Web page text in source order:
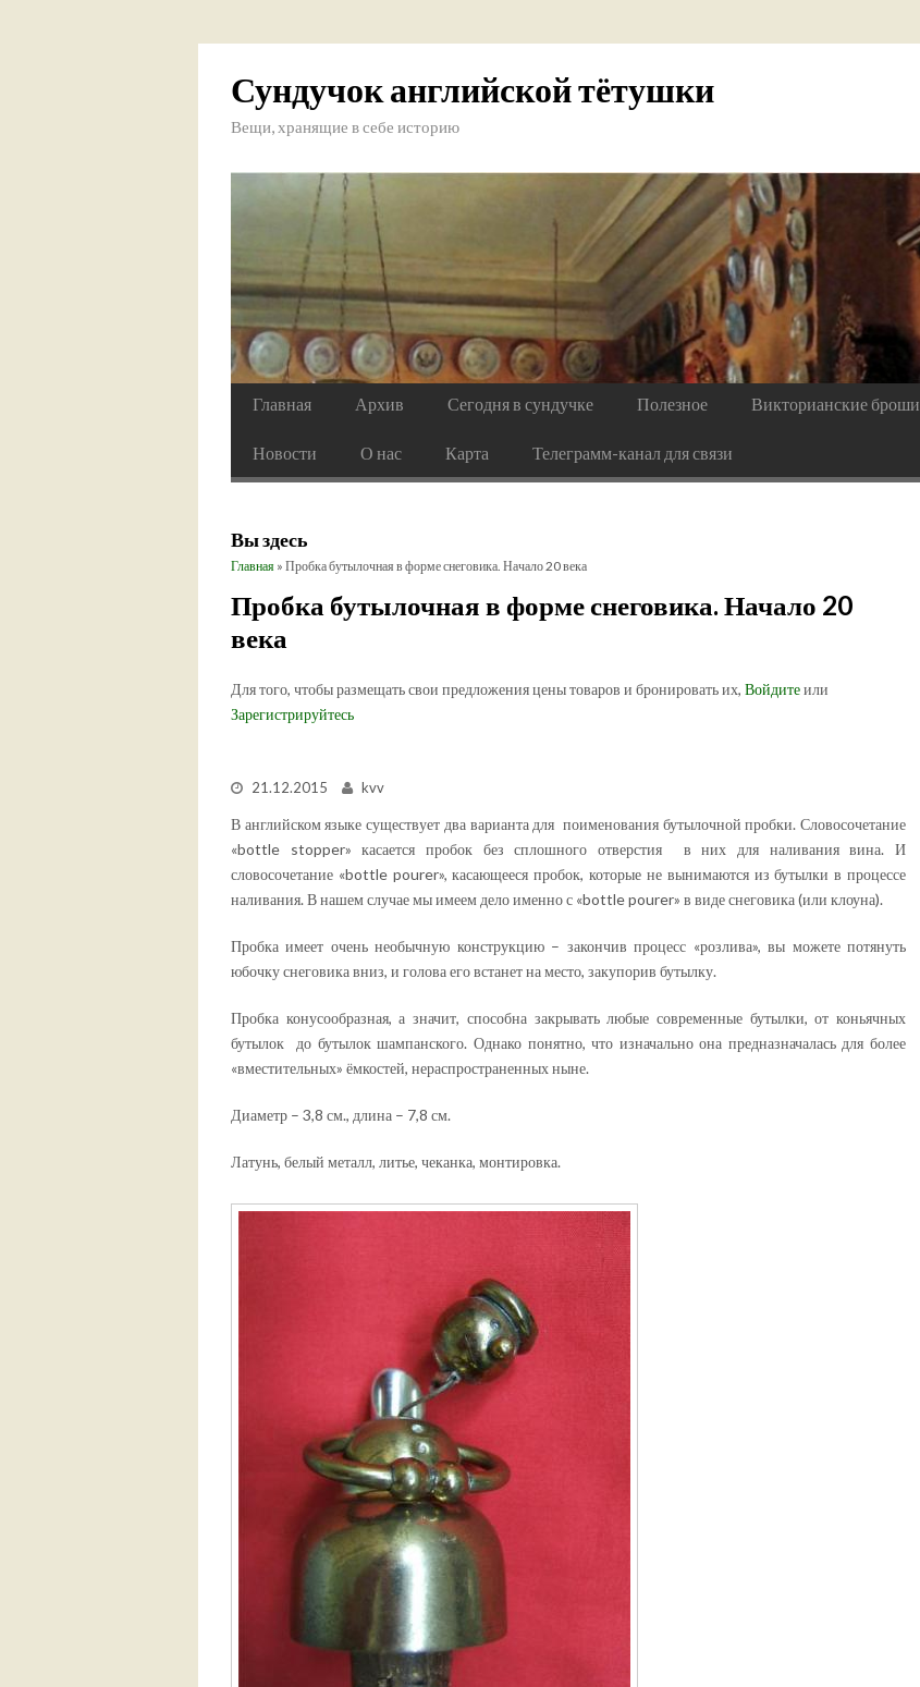
Сундучок английской тётушки
Вещи, хранящие в себе историю
Главная Архив Сегодня в сундучке Полезное Викторианские броши
Новости О нас Карта Телеграмм-канал для связи
Вы здесь
Главная » Пробка бутылочная в форме снеговика. Начало 20 века
Пробка бутылочная в форме снеговика. Начало 20
века
Для того, чтобы размещать свои предложения цены товаров и бронировать их, Войдитеили
Зарегистрируйтесь
21.12.2015 kvv
В английском языке существует два варианта для поименования бутылочной пробки. Словосочетание
«bottle stopper» касается пробок без сплошного отверстия в них для наливания вина. И
словосочетание «bottle pourer», касающееся пробок, которые не вынимаются из бутылки в процессе
наливания. В нашем случае мы имеем дело именно с «bottle pourer» в виде снеговика (или клоуна).
Пробка имеет очень необычную конструкцию – закончив процесс «розлива», вы можете потянуть
юбочку снеговика вниз, и голова его встанет на место, закупорив бутылку.
Пробка конусообразная, а значит, способна закрывать любые современные бутылки, от коньячных
бутылок до бутылок шампанского. Однако понятно, что изначально она предназначалась для более
«вместительных» ёмкостей, нераспространенных ныне.
Диаметр – 3,8 см., длина – 7,8 см.
Латунь, белый металл, литье, чеканка, монтировка.